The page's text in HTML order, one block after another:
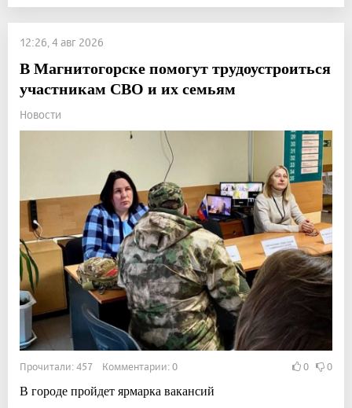
12:26, 4 авг 2026
В Магнитогорске помогут трудоустроиться
участникам СВО и их семьям
Новости
Прочитали: 457 Комментарии: 0 0 0
В городе пройдет ярмарка вакансий